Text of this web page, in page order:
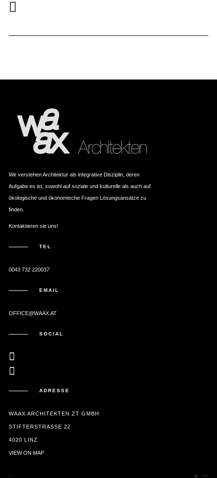
Wir verstehen Architektur als integrative Disziplin, deren
Aufgabe es ist, sowohl auf soziale und kulturelle als auch auf
ökologische und ökonomische Fragen Lösungsansätze zu
finden.
Kontaktieren sie uns!
TEL
0043 732 220037
EMAIL
OFFICE@WAAX.AT
SOCIAL
ADRESSE
WAAX ARCHITEKTEN ZT GMBH
STIFTERSTRASSE 22
4020 LINZ
VIEW ON MAP